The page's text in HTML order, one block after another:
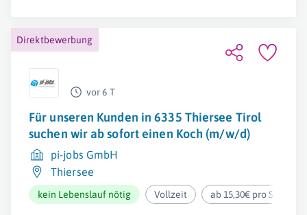
Direktbewerbung
vor 6 T
Für unseren Kunden in 6335 Thiersee Tirol
suchen wir ab sofort einen Koch (m/w/d)
pi-jobs GmbH
Thiersee
kein Lebenslauf nötig Vollzeit ab 15,30€ pro Stunde